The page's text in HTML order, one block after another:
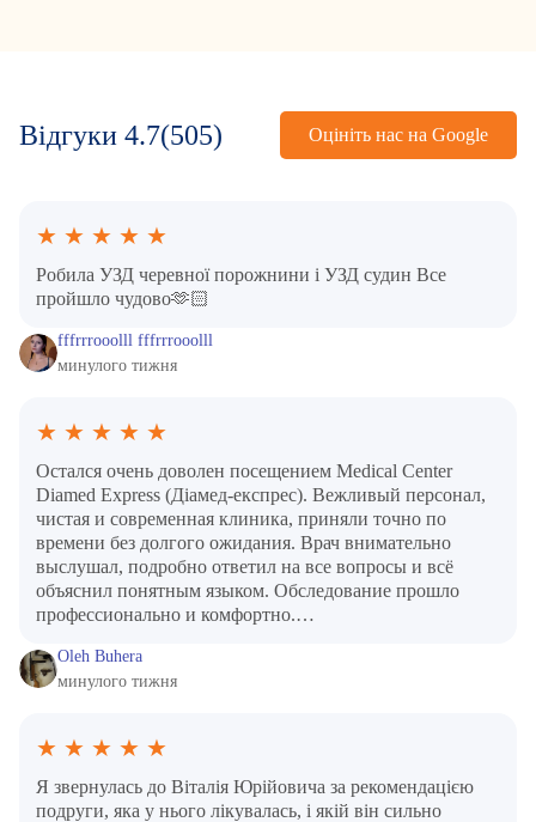
Відгуки 4.7(505) Оцініть нас на Google
★ ★ ★ ★ ★
Робила УЗД черевної порожнини і УЗД судин Все
пройшло чудово🫶🏻
fffrrrooolll fffrrrooolll
минулого тижня
★ ★ ★ ★ ★
Остался очень доволен посещением Medical Center
Diamed Express (Діамед-експрес). Вежливый персонал,
чистая и современная клиника, приняли точно по
времени без долгого ожидания. Врач внимательно
выслушал, подробно ответил на все вопросы и всё
объяснил понятным языком. Обследование прошло
профессионально и комфортно.…
Oleh Buhera
минулого тижня
★ ★ ★ ★ ★
Я звернулась до Віталія Юрійовича за рекомендацією
подруги, яка у нього лікувалась, і якій він сильно